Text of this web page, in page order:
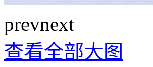
prevnext
查看全部大图